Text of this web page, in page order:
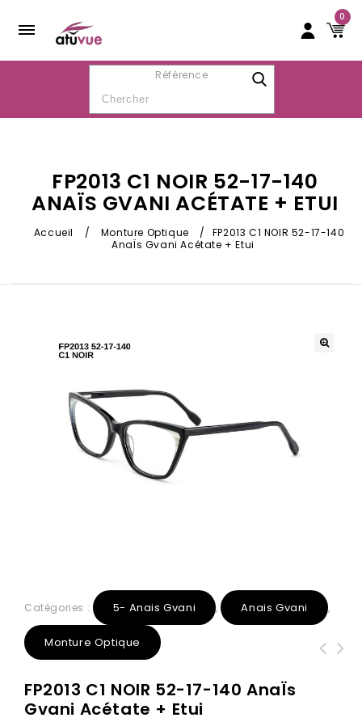
0
Référence
FP2013 C1 NOIR 52-17-140
ANAÏS GVANI ACÉTATE + ETUI
Accueil / Monture Optique /
FP2013 C1 NOIR 52-17-140
AnaÏs Gvani Acétate + Etui
Catégories : 5- Anais Gvani , Anais Gvani ,
Monture Optique
FP2013 C1 NOIR 52-17-140 AnaÏs
Gvani Acétate + Etui